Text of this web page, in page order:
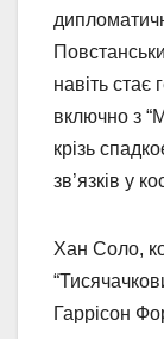
навіть
включно з
крізь
зв’язків у
Хан Соло,
Гаррісон